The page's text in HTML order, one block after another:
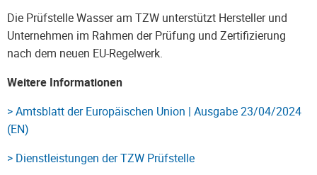
Die Prüfstelle Wasser am TZW unterstützt Hersteller und
Unternehmen im Rahmen der Prüfung und Zertifizierung
nach dem neuen EU-Regelwerk.
Weitere Informationen
> Amtsblatt der Europäischen Union | Ausgabe 23/04/2024
(EN)
> Dienstleistungen der TZW Prüfstelle